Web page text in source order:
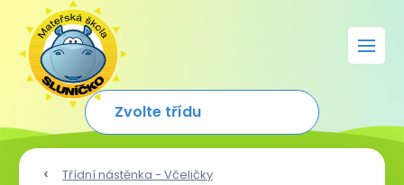
Třídní nástěnka - Včeličky